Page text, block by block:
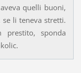
quelli buoni,
li teneva stretti.
sponda